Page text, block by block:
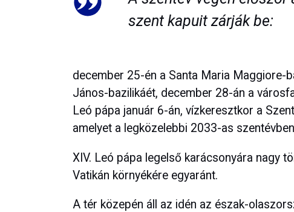
szent kapuit zárják be:
december 25-én a Santa Maria Maggiore-
János-bazilikáét, december 28-án a
Leó pápa január 6-án, vízkeresztkor a
amelyet a legközelebbi 2033-as
XIV. Leó pápa legelső karácsonyára nagy
Vatikán környékére egyaránt.
A tér közepén áll az idén az észak-